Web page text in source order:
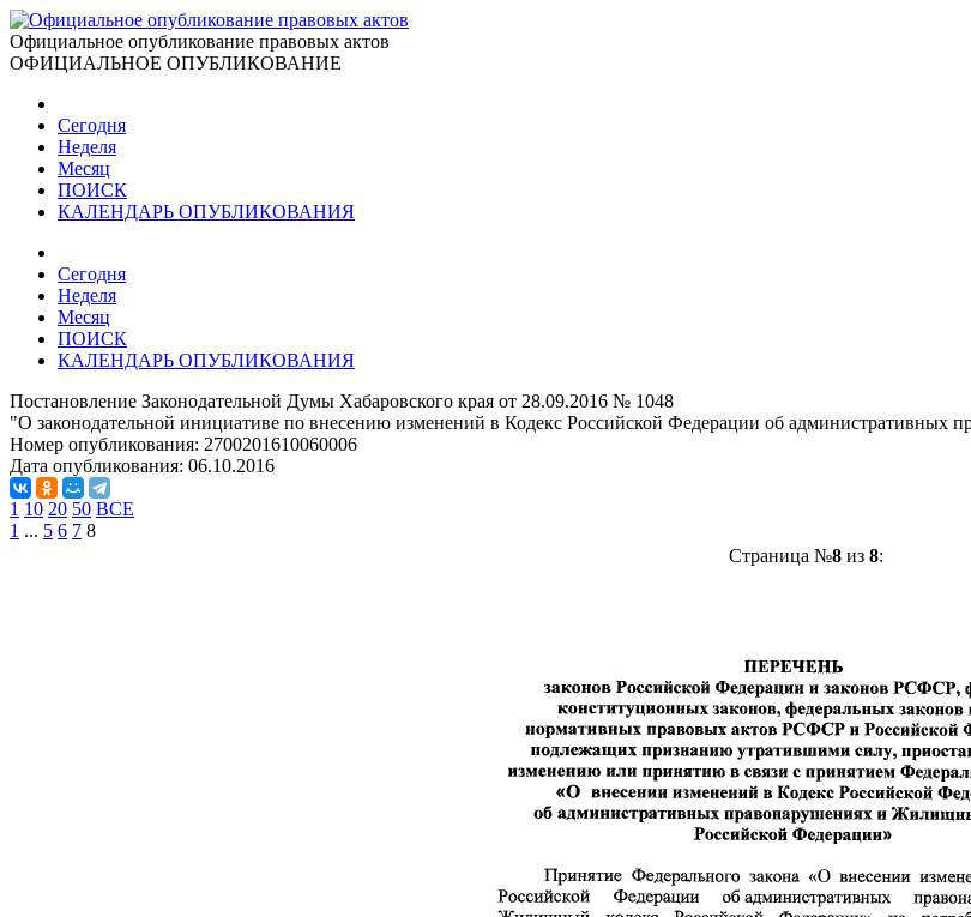
Официальное опубликование правовых актов
ОФИЦИАЛЬНОЕ ОПУБЛИКОВАНИЕ
Сегодня
Неделя
Месяц
ПОИСК
КАЛЕНДАРЬ ОПУБЛИКОВАНИЯ
Сегодня
Неделя
Месяц
ПОИСК
КАЛЕНДАРЬ ОПУБЛИКОВАНИЯ
Постановление Законодательной Думы Хабаровского края от 28.09.2016 № 1048
"О законодательной инициативе по внесению изменений в Кодекс Российской Федерации об
Номер опубликования: 2700201610060006
Дата опубликования: 06.10.2016
1 10 20 50 ВСЕ
1 ... 5 6 7 8
Страница №8из 8: